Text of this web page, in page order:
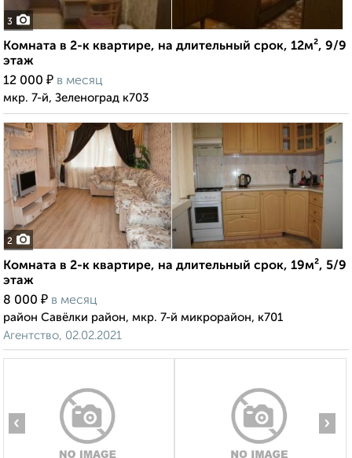
3
Комната в 2-к квартире, на длительный срок, 12м², 9/9
этаж
12 000 ₽ в месяц
мкр. 7-й, Зеленоград к703
2
Комната в 2-к квартире, на длительный срок, 19м², 5/9
этаж
8 000 ₽ в месяц
район Савёлки район, мкр. 7-й микрорайон, к701
Агентство, 02.02.2021
‹ ›